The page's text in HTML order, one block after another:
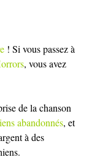
! Si vous passez à
, vous avez
de la chanson
abandonnés, et
à des